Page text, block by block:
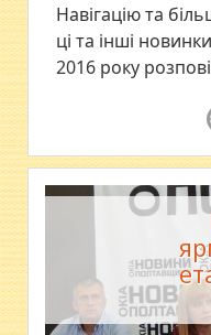
Навігацію та
ці та інші
2016 року